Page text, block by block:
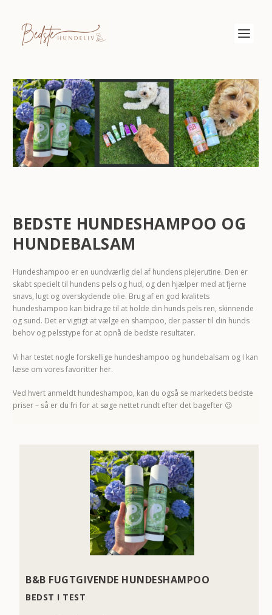
BEDSTE HUNDESHAMPOO OG
HUNDEBALSAM
Hundeshampoo er en uundværlig del af hundens plejerutine. Den er
skabt specielt til hundens pels og hud, og den hjælper med at fjerne
snavs, lugt og overskydende olie. Brug af en god kvalitets
hundeshampoo kan bidrage til at holde din hunds pels ren, skinnende
og sund. Det er vigtigt at vælge en shampoo, der passer til din hunds
behov og pelsstype for at opnå de bedste resultater.
Vi har testet nogle forskellige hundeshampoo og hundebalsam og I kan
læse om vores favoritter her.
Ved hvert anmeldt hundeshampoo, kan du også se markedets bedste
priser – så er du fri for at søge nettet rundt efter det bagefter 😉
B&B FUGTGIVENDE HUNDESHAMPOO
BEDST I TEST